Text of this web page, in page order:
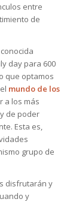
entre
de
day para 600
que optamos
mundo de los
a los más
de poder
Esta es,
grupo de
disfrutarán y
y